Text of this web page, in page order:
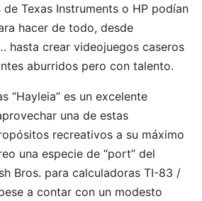
Texas Instruments o HP podían
hacer de todo, desde
hasta crear videojuegos caseros
aburridos pero con talento.
“Hayleia” es un excelente
una de estas
recreativos a su máximo
una especie de “port” del
Bros. para calculadoras TI-83 /
a contar con un modesto